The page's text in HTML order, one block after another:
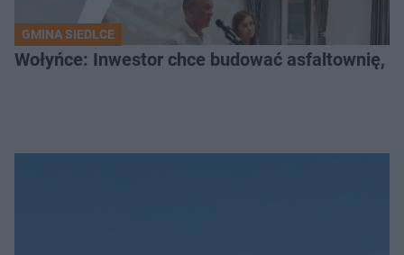
GMINA SIEDLCE
Wołyńce: Inwestor chce budować asfaltownię,